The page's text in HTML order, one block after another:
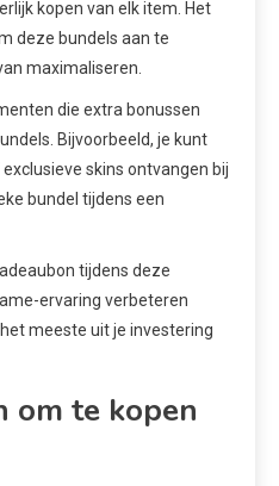
kopen van elk item. Het
deze bundels aan te
maximaliseren.
die extra bonussen
Bijvoorbeeld, je kunt
skins ontvangen bij
bundel tijdens een
tijdens deze
ervaring verbeteren
meeste uit je investering
om te kopen